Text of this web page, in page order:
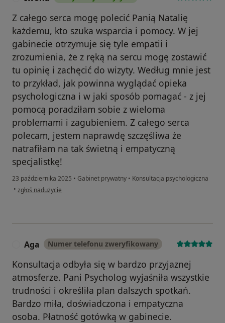
Z całego serca mogę polecić Panią Natalię
każdemu, kto szuka wsparcia i pomocy. W jej
gabinecie otrzymuje się tyle empatii i
zrozumienia, że z ręką na sercu mogę zostawić
tu opinię i zachęcić do wizyty. Według mnie jest
to przykład, jak powinna wyglądać opieka
psychologiczna i w jaki sposób pomagać - z jej
pomocą poradziłam sobie z wieloma
problemami i zagubieniem. Z całego serca
polecam, jestem naprawdę szczęśliwa że
natrafiłam na tak świetną i empatyczną
specjalistkę!
23 października 2025 • Gabinet prywatny • Konsultacja psychologiczna
• w opinii użytkownika Iwona
zgłoś nadużycie
Aga Numer telefonu zweryfikowany
Konsultacja odbyła się w bardzo przyjaznej
atmosferze. Pani Psycholog wyjaśniła wszystkie
trudności i określiła plan dalszych spotkań.
Bardzo miła, doświadczona i empatyczna
osoba. Płatność gotówką w gabinecie.